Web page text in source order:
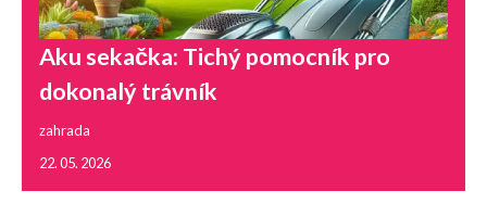
Aku sekačka: Tichý pomocník pro
dokonalý trávník
zahrada
22. 05. 2026